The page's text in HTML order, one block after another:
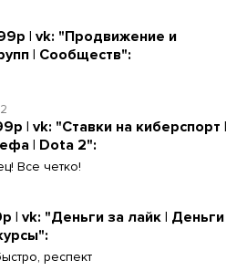
| vk: "Продвижение и
| Сообществ":
| vk: "Ставки на киберспорт |
| Dota 2":
Все четко!
| vk: "Деньги за лайк | Деньги
респект